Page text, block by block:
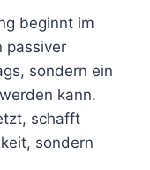
beginnt im
passiver
sondern ein
kann.
schafft
sondern